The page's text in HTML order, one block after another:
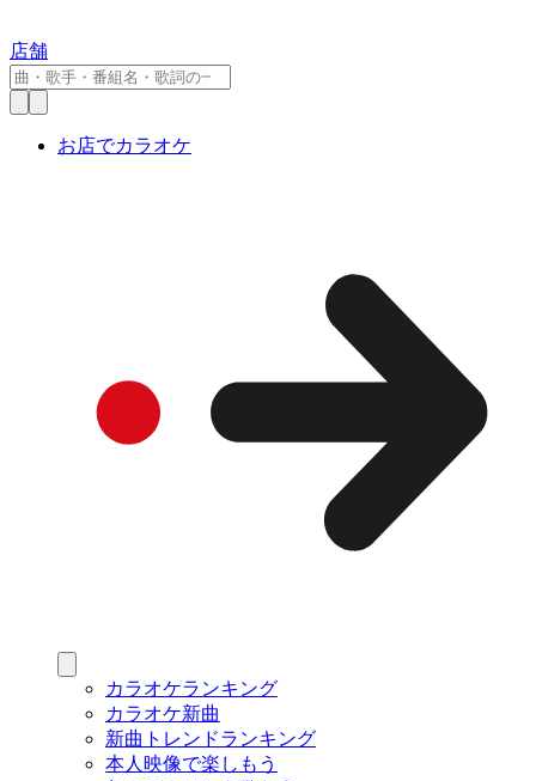
店舗
お店でカラオケ
カラオケランキング
カラオケ新曲
新曲トレンドランキング
本人映像で楽しもう